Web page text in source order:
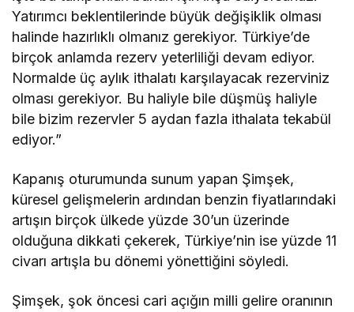
Yatırımcı beklentilerinde büyük değişiklik olması
halinde hazırlıklı olmanız gerekiyor. Türkiye’de
birçok anlamda rezerv yeterliliği devam ediyor.
Normalde üç aylık ithalatı karşılayacak rezerviniz
olması gerekiyor. Bu haliyle bile düşmüş haliyle
bile bizim rezervler 5 aydan fazla ithalata tekabül
ediyor.”
Kapanış oturumunda sunum yapan Şimşek,
küresel gelişmelerin ardından benzin fiyatlarındaki
artışın birçok ülkede yüzde 30’un üzerinde
olduğuna dikkati çekerek, Türkiye’nin ise yüzde 11
civarı artışla bu dönemi yönettiğini söyledi.
Şimşek, şok öncesi cari açığın milli gelire oranının